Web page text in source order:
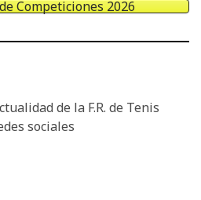
Competiciones 2026
de la F.R. de Tenis
sociales